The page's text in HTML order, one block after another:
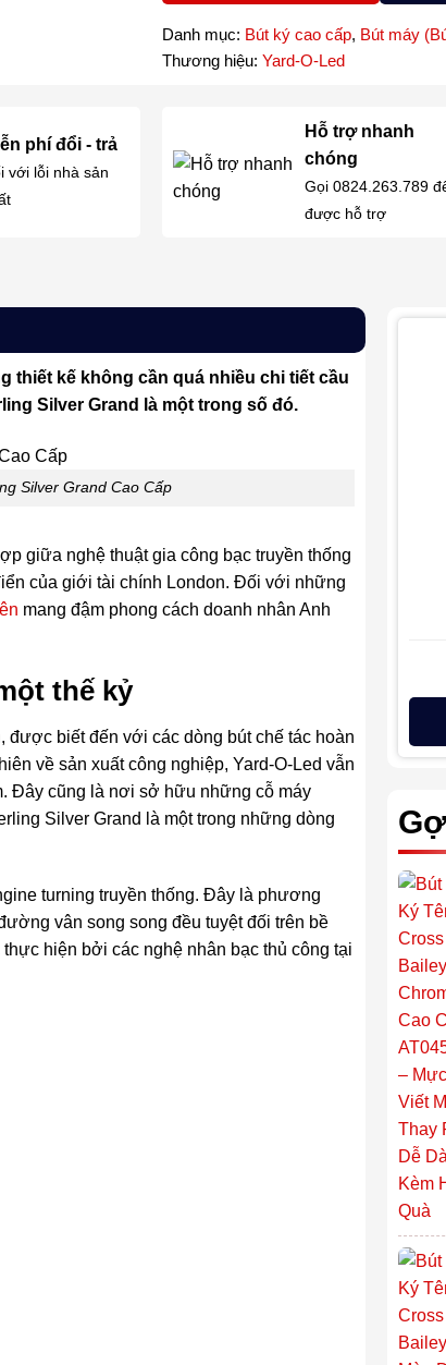
Danh mục: Bút ký cao cấp, Bút máy
Thương hiệu: Yard-O-Led
phí đổi - trả
với lỗi nhà sản
Hỗ trợ nhanh
chóng
Gọi 0824.263.789
được hỗ trợ
thiết kế không cần quá nhiều chi tiết cầu
Silver Grand là một trong số đó.
Silver Grand Cao Cấp
giữa nghệ thuật gia công bạc truyền thống
của giới tài chính London. Đối với những
mang đậm phong cách doanh nhân Anh
thế kỷ
được biết đến với các dòng bút chế tác hoàn
về sản xuất công nghiệp, Yard-O-Led vẫn
Đây cũng là nơi sở hữu những cỗ máy
Silver Grand là một trong những dòng
turning truyền thống. Đây là phương
vân song song đều tuyệt đối trên bề
hiện bởi các nghệ nhân bạc thủ công tại